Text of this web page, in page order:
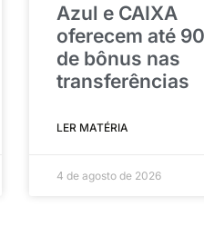
Azul e CAIXA
oferecem até
de bônus nas
transferências
LER MATÉRIA
4 de agosto de 2026